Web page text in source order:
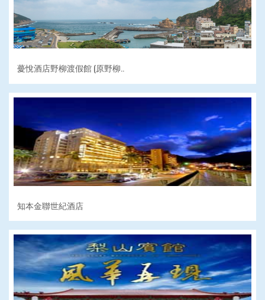
薆悅酒店野柳渡假館 (原野柳..
知本金聯世紀酒店